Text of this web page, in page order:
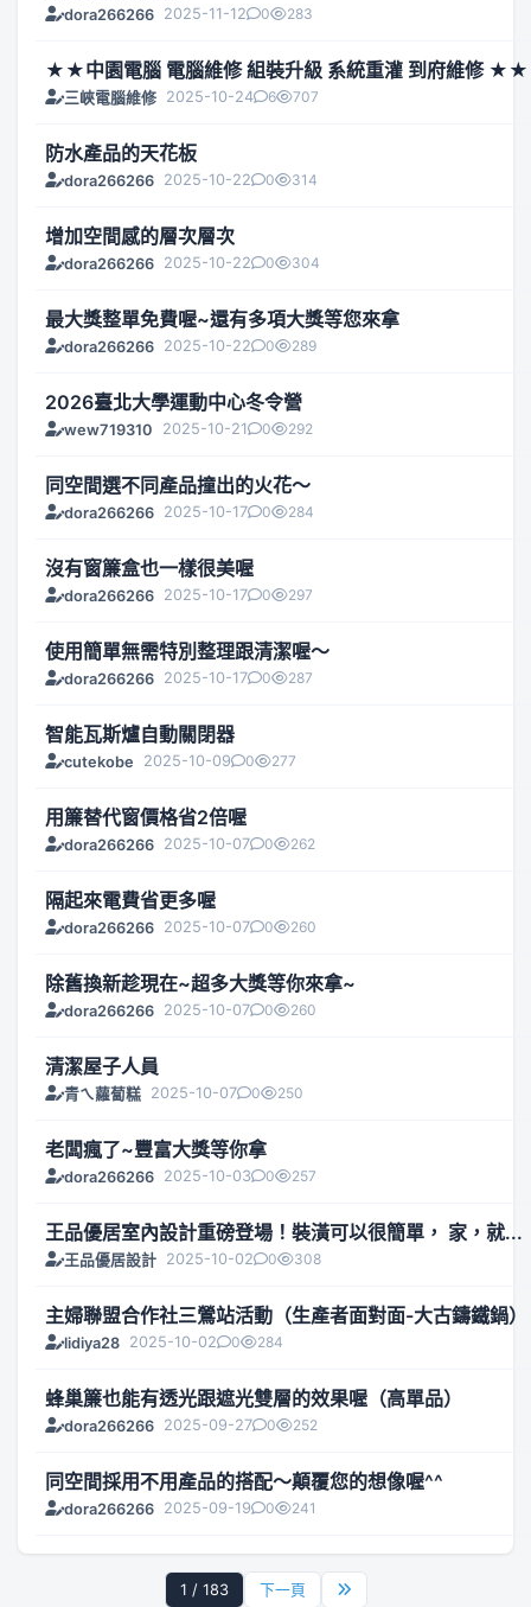
dora266266 2025-11-12 0 283
★★中園電腦 電腦維修 組裝升級 系統重灌 到府維修 ★★
三峽電腦維修 2025-10-24 6 707
防水產品的天花板
dora266266 2025-10-22 0 314
增加空間感的層次層次
dora266266 2025-10-22 0 304
最大獎整單免費喔~還有多項大獎等您來拿
dora266266 2025-10-22 0 289
2026臺北大學運動中心冬令營
wew719310 2025-10-21 0 292
同空間選不同產品撞出的火花～
dora266266 2025-10-17 0 284
沒有窗簾盒也一樣很美喔
dora266266 2025-10-17 0 297
使用簡單無需特別整理跟清潔喔～
dora266266 2025-10-17 0 287
智能瓦斯爐自動關閉器
cutekobe 2025-10-09 0 277
用簾替代窗價格省2倍喔
dora266266 2025-10-07 0 262
隔起來電費省更多喔
dora266266 2025-10-07 0 260
除舊換新趁現在~超多大獎等你來拿~
dora266266 2025-10-07 0 260
清潔屋子人員
青ㄟ蘿蔔糕 2025-10-07 0 250
老闆瘋了~豐富大獎等你拿
dora266266 2025-10-03 0 257
王品優居室內設計重磅登場！裝潢可以很簡單， 家，就...
王品優居設計 2025-10-02 0 308
主婦聯盟合作社三鶯站活動（生產者面對面-大古鑄鐵鍋）
lidiya28 2025-10-02 0 284
蜂巢簾也能有透光跟遮光雙層的效果喔（高單品）
dora266266 2025-09-27 0 252
同空間採用不用產品的搭配～顛覆您的想像喔^^
dora266266 2025-09-19 0 241
1 / 183 下一頁